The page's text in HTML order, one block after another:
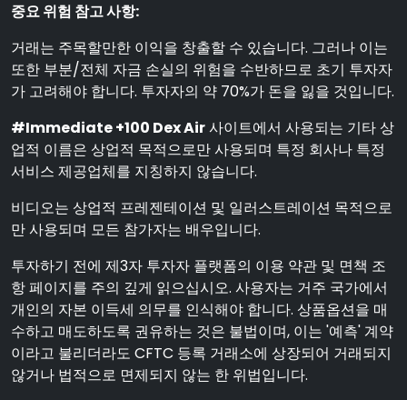
중요 위험 참고 사항:
거래는 주목할만한 이익을 창출할 수 있습니다. 그러나 이는
또한 부분/전체 자금 손실의 위험을 수반하므로 초기 투자자
가 고려해야 합니다. 투자자의 약 70%가 돈을 잃을 것입니다.
#Immediate +100 Dex Air사이트에서 사용되는 기타 상
업적 이름은 상업적 목적으로만 사용되며 특정 회사나 특정
서비스 제공업체를 지칭하지 않습니다.
비디오는 상업적 프레젠테이션 및 일러스트레이션 목적으로
만 사용되며 모든 참가자는 배우입니다.
투자하기 전에 제3자 투자자 플랫폼의 이용 약관 및 면책 조
항 페이지를 주의 깊게 읽으십시오. 사용자는 거주 국가에서
개인의 자본 이득세 의무를 인식해야 합니다. 상품옵션을 매
수하고 매도하도록 권유하는 것은 불법이며, 이는 '예측' 계약
이라고 불리더라도 CFTC 등록 거래소에 상장되어 거래되지
않거나 법적으로 면제되지 않는 한 위법입니다.